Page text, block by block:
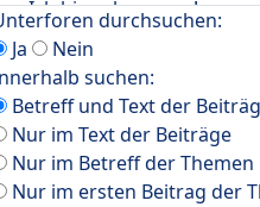
durchsuchen:
Ja
Nein
suchen:
Betreff und Text der
Nur im Text der Beiträge
Nur im Betreff der Themen
Nur im ersten Beitrag der